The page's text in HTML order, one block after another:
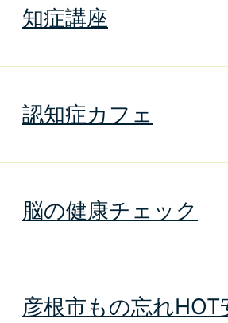
知症講座
認知症カフェ
脳の健康チェック
彦根市もの忘れ